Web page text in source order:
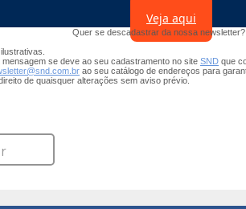
Veja aqui
Quer se descadastrar da nossa
se deve ao seu cadastramento no site SND que
ao seu catálogo de endereços para
de quaisquer alterações sem aviso prévio.